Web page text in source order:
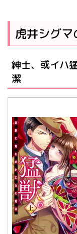
虎井シグ
紳士、或イハ
潔